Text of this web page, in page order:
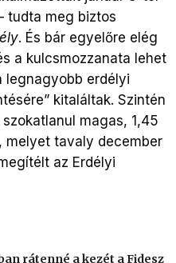
tudta meg biztos
. És bár egyelőre elég
a kulcsmozzanata lehet
legnagyobb erdélyi
kitaláltak. Szintén
magas, 1,45
melyet tavaly december
az Erdélyi
rátenné a kezét a Fidesz